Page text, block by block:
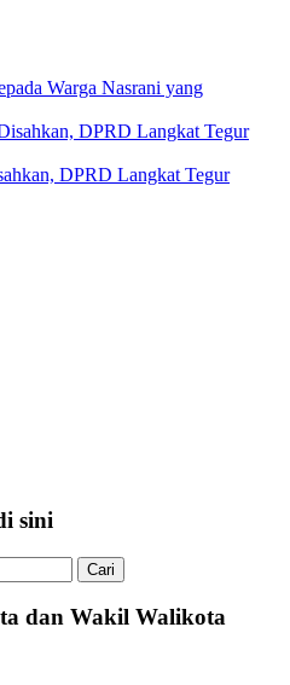
Warga Nasrani yang
DPRD Langkat Tegur
sini
dan Wakil Walikota